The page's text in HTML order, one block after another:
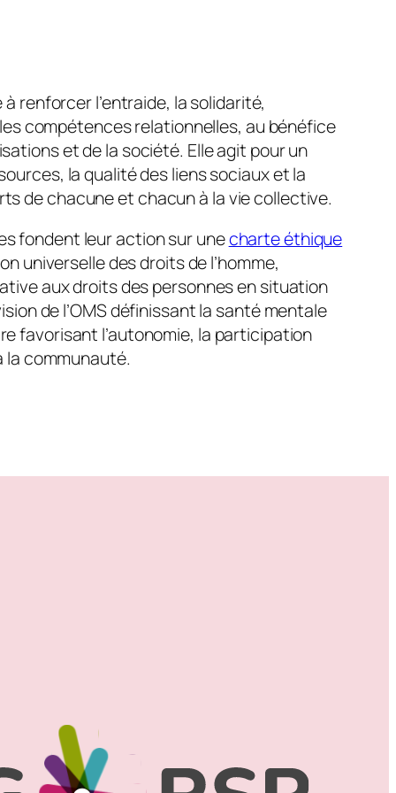
à renforcer l’entraide, la solidarité,
compétences relationnelles, au bénéfice
et de la société. Elle agit pour un
la qualité des liens sociaux et la
de chacune et chacun à la vie collective.
fondent leur action sur unecharte éthique
universelle des droits de l’homme,
aux droits des personnes en situation
de l’OMS définissant la santé mentale
favorisant l’autonomie, la participation
communauté.